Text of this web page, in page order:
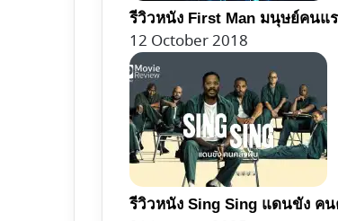
รีวิวหนัง First Man มนุษย์คนแ
12 October 2018
รีวิวหนัง Sing Sing แดนขัง คน